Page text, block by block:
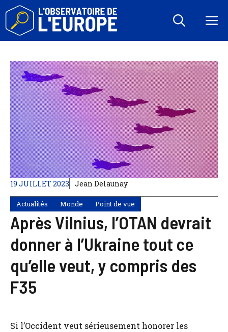
Aller
contenu
19 JUILLET 2023 Jean Delaunay
Actualités Monde Point de vue
Après Vilnius, l’OTAN devrait
donner à l’Ukraine tout ce
qu’elle veut, y compris des
F35
Si l’Occident veut sérieusement honorer les